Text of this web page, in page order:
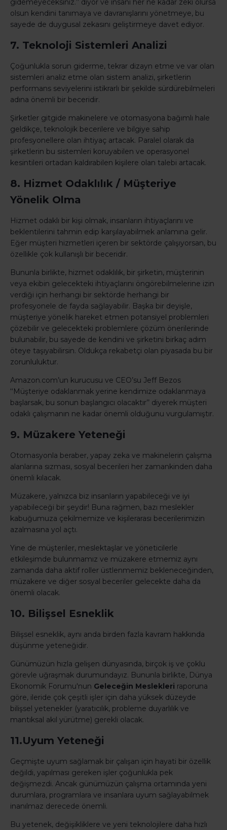
gidemeyeceksiniz.’’ diyor ve insanı her ne kadar zeki olursa
olsun kendini tanımaya ve davranışlarını yönetmeye, bu
sayede de duygusal zekasını geliştirmeye davet ediyor.
7. Teknoloji Sistemleri Analizi
Çoğunlukla sorun giderme, tekrar dizayn etme ve var olan
sistemleri analiz etme olan sistem analizi, şirketlerin
performans seviyelerini istikrarlı bir şekilde sürdürebilmeleri
adına önemli bir beceridir.
Şirketler gitgide makinelere ve otomasyona bağımlı hale
geldikçe, teknolojik becerilere ve bilgiye sahip
profesyonellere olan ihtiyaç artacak. Paralel olarak da
şirketlerin bu sistemleri koruyabilen ve operasyonel
kesintileri ortadan kaldırabilen kişilere olan talebi artacak.
8. Hizmet Odaklılık / Müşteriye
Yönelik Olma
Hizmet odaklı bir kişi olmak, insanların ihtiyaçlarını ve
beklentilerini tahmin edip karşılayabilmek anlamına gelir.
Eğer müşteri hizmetleri içeren bir sektörde çalışıyorsan, bu
özellikle çok kullanışlı bir beceridir.
Bununla birlikte, hizmet odaklılık, bir şirketin, müşterinin
veya ekibin gelecekteki ihtiyaçlarını öngörebilmelerine izin
verdiği için herhangi bir sektörde herhangi bir
profesyonele de fayda sağlayabilir. Başka bir deyişle,
müşteriye yönelik hareket etmen potansiyel problemleri
çözebilir ve gelecekteki problemlere çözüm önerilerinde
bulunabilir, bu sayede de kendini ve şirketini birkaç adım
öteye taşıyabilirsin. Oldukça rekabetçi olan piyasada bu bir
zorunluluktur.
Amazon.com’un kurucusu ve CEO’su Jeff Bezos
‘‘Müşteriye odaklanmak yerine kendimize odaklanmaya
başlarsak, bu sonun başlangıcı olacaktır’’ diyerek müşteri
odaklı çalışmanın ne kadar önemli olduğunu vurgulamıştır.
9. Müzakere Yeteneği
Otomasyonla beraber, yapay zeka ve makinelerin çalışma
alanlarına sızması, sosyal becerileri her zamankinden daha
önemli kılacak.
Müzakere, yalnızca biz insanların yapabileceği ve iyi
yapabileceği bir şeydir! Buna rağmen, bazı meslekler
kabuğumuza çekilmemize ve kişilerarası becerilerimizin
azalmasına yol açtı.
Yine de müşteriler, meslektaşlar ve yöneticilerle
etkileşimde bulunmamız ve müzakere etmemiz aynı
zamanda daha aktif roller üstlenmemiz bekleneceğinden,
müzakere ve diğer sosyal beceriler gelecekte daha da
önemli olacak.
10. Bilişsel Esneklik
Bilişsel esneklik, aynı anda birden fazla kavram hakkında
düşünme yeteneğidir.
Günümüzün hızla gelişen dünyasında, birçok iş ve çoklu
görevle uğraşmak durumundayız. Bununla birlikte, Dünya
Ekonomik Forumu'nun Geleceğin Meslekleri raporuna
göre, ileride çok çeşitli işler için daha yüksek düzeyde
bilişsel yetenekler (yaratıcılık, probleme duyarlılık ve
mantıksal akıl yürütme) gerekli olacak.
11.Uyum Yeteneği
Geçmişte uyum sağlamak bir çalışan için hayati bir özellik
değildi, yapılması gereken işler çoğunlukla pek
değişmezdi. Ancak günümüzün çalışma ortamında yeni
durumlara, programlara ve insanlara uyum sağlayabilmek
inanılmaz derecede önemli.
Bu yetenek, değişikliklere ve yeni teknolojilere daha hızlı